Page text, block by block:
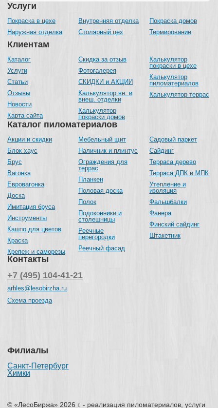
Каталог пиломатериалов
Акции и скидки
Блок хаус
Брус
Вагонка
Евровагонка
Доска
Имитация бруса
Инструменты
Кашпо для цветов
Краска
Крепеж и саморезы
Мебельный щит
Наличник и плинтус
Ограждения для
террас
Планкен
Половая доска
Полок
Подоконники и
столешницы
Реечные
перегородки
Реечный фасад
Садовый паркет
Сайдинг
Терраса дерево
Терраса ДПК и МПК
Утепление и
изоляция
Фальшбалки
Фанера
Финский сайдинг
Штакетник
Услуги
Покраска в цехе
Наружная отделка
Внутренняя отделка
Столярный цех
Покраска домов
Термирование
Клиентам
Каталог
Услуги
Статьи
Отзывы
Новости
Карта сайта
Скидка за отзыв
Фотогалерея
СКИДКИ и АКЦИИ
Калькулятор вн. и
внеш. отделки
Калькулятор
покраски домов
Калькулятор
покраски в цехе
Калькулятор
пиломатериалов
Калькулятор террас
Контакты
+7 (495) 104-41-21
arhles@lesobirzha.ru
Схема проезда
Филиалы
Санкт-Петербург
Химки
© «ЛесоБиржа» 2026 г. - реализация пиломатериалов, услуги